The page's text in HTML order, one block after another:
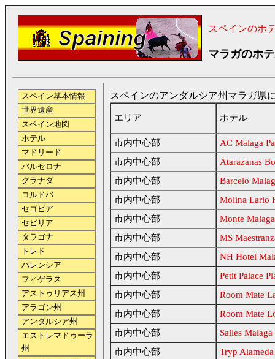
スペインのホ
マラガのホ
スペインのアンダルシア州マラガ県
エリア ホテル
市内中心部
AC Malaga
市内中心部
Atarazanas
市内中心部
Barcelo
市内中心部
Molina Lario
市内中心部
Monte
市内中心部
MS
市内中心部
NH Hotel
市内中心部
Petit Palace
市内中心部
Room Mate
市内中心部
Room Mate
市内中心部
Salles
市内中心部
Tryp
スペイン基本情報
世界遺産
スペイン地図
ホテル
マドリード
バルセロナ
グラナダ
コルドバ
セゴビア
セビリア
タラゴナ
トレド
バレンシア
フィゲラス
アストゥリアス州
アラゴン州
アンダルシア州
エストレマドゥーラ
州